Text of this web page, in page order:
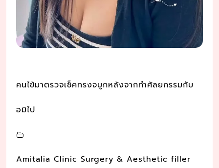
คนไข้มาตรวจเช็คทรงจมูกหลังจากทำศัลยกรรมกับ
อมิไป
Amitalia Clinic Surgery & Aesthetic filler